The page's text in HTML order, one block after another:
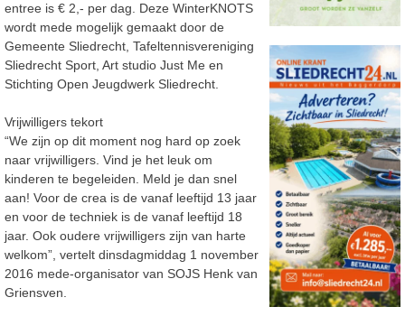
entree is € 2,- per dag. Deze WinterKNOTS
wordt mede mogelijk gemaakt door de
Gemeente Sliedrecht, Tafeltennisvereniging
Sliedrecht Sport, Art studio Just Me en
Stichting Open Jeugdwerk Sliedrecht.
Vrijwilligers tekort
“We zijn op dit moment nog hard op zoek
naar vrijwilligers. Vind je het leuk om
kinderen te begeleiden. Meld je dan snel
aan! Voor de crea is de vanaf leeftijd 13 jaar
en voor de techniek is de vanaf leeftijd 18
jaar. Ook oudere vrijwilligers zijn van harte
welkom”, vertelt dinsdagmiddag 1 november
2016 mede-organisator van SOJS Henk van
Griensven.